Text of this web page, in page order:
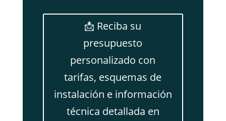
📩 Reciba su
presupuesto
personalizado con
tarifas, esquemas de
instalación e información
técnica detallada en